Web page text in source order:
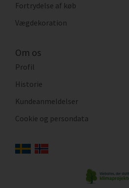
Fortrydelse af køb
Vægdekoration
Om os
Profil
Historie
Kundeanmeldelser
Cookie og persondata